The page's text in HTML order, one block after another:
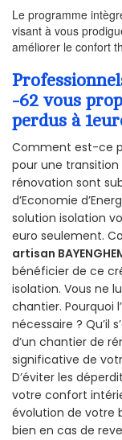
Le programme
visant à vous
améliorer le confort
-62 vous
perdus à
Comment est-ce
pour une transition
rénovation sont
d’Economie
solution isolation
euro seulement.
artisan
bénéficier de ce
isolation. Vous ne
chantier. Pourquoi
nécessaire ? Qu’il
d’un chantier de
significative de
D’éviter les
votre confort
évolution de votre
bien en cas de